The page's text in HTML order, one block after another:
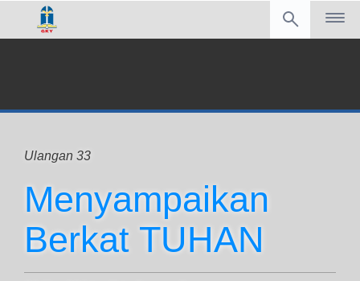
Ulangan 33
Menyampaikan
Berkat TUHAN